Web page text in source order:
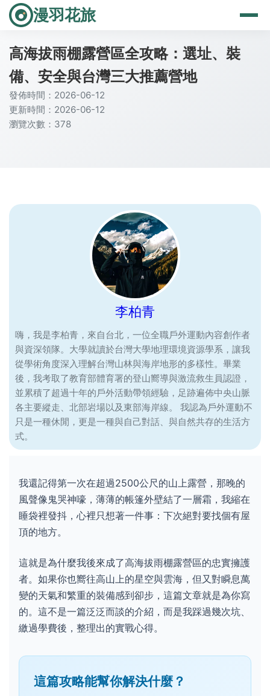
漫羽花旅
高海拔雨棚露營區全攻略：選址、裝
備、安全與台灣三大推薦營地
發佈時間：2026-06-12
更新時間：2026-06-12
瀏覽次數：378
李柏青
嗨，我是李柏青，來自台北，一位全職戶外運動內容創作者
與資深領隊。大學就讀於台灣大學地理環境資源學系，讓我
從學術角度深入理解台灣山林與海岸地形的多樣性。畢業
後，我考取了教育部體育署的登山嚮導與激流救生員認證，
並累積了超過十年的戶外活動帶領經驗，足跡遍佈中央山脈
各主要縱走、北部岩場以及東部海岸線。 我認為戶外運動不
只是一種休閒，更是一種與自己對話、與自然共存的生活方
式。
我還記得第一次在超過2500公尺的山上露營，那晚的
風聲像鬼哭神嚎，薄薄的帳篷外壁結了一層霜，我縮在
睡袋裡發抖，心裡只想著一件事：下次絕對要找個有屋
頂的地方。
這就是為什麼我後來成了高海拔雨棚露營區的忠實擁護
者。如果你也嚮往高山上的星空與雲海，但又對瞬息萬
變的天氣和繁重的裝備感到卻步，這篇文章就是為你寫
的。這不是一篇泛泛而談的介紹，而是我踩過幾次坑、
繳過學費後，整理出的實戰心得。
這篇攻略能幫你解決什麼？